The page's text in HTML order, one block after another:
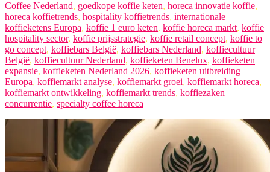
Coffee Nederland, goedkope koffie keten, horeca innovatie koffie,
horeca koffietrends, hospitality koffietrends, internationale
koffieketens Europa, koffie 1 euro keten, koffie horeca markt, koffie
hospitality sector, koffie prijsstrategie, koffie retail concept, koffie to
go concept, koffiebars België, koffiebars Nederland, koffiecultuur
België, koffiecultuur Nederland, koffieketen Benelux, koffieketen
expansie, koffieketen Nederland 2026, koffieketen uitbreiding
Europa, koffiemarkt analyse, koffiemarkt groei, koffiemarkt horeca,
koffiemarkt ontwikkeling, koffiemarkt trends, koffiezaken
concurrentie, specialty coffee horeca